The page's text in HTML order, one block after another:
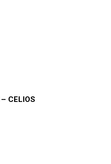
CELIOS